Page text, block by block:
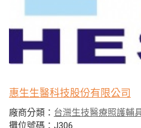
惠生生醫科技股份有限公司
廠商分類： 台灣生技醫療照護輔
攤位號碼：J306